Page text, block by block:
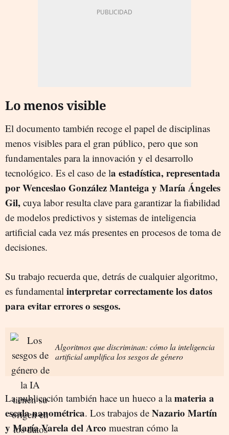
Lo menos visible
El documento también recoge el papel de disciplinas
menos visibles para el gran público, pero que son
fundamentales para la innovación y el desarrollo
tecnológico. Es el caso de la estadística, representada
por Wenceslao González Manteiga y María Ángeles
Gil, cuya labor resulta clave para garantizar la fiabilidad
de modelos predictivos y sistemas de inteligencia
artificial cada vez más presentes en procesos de toma de
decisiones.
Su trabajo recuerda que, detrás de cualquier algoritmo,
es fundamental interpretar correctamente los datos
para evitar errores o sesgos.
Algoritmos que discriminan: cómo la inteligencia
artificial amplifica los sesgos de género
La publicación también hace un hueco a lamateria a
escala nanométrica. Los trabajos de Nazario Martín
y María Varela del Arco muestran cómo la